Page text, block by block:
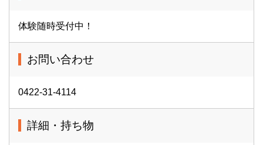
体験随時受付中！
お問い合わせ
0422-31-4114
詳細・持ち物